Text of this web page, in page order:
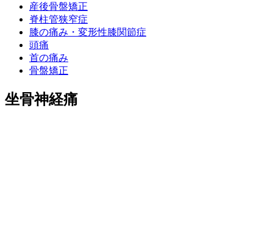
産後骨盤矯正
脊柱管狭窄症
膝の痛み・変形性膝関節症
頭痛
首の痛み
骨盤矯正
坐骨神経痛